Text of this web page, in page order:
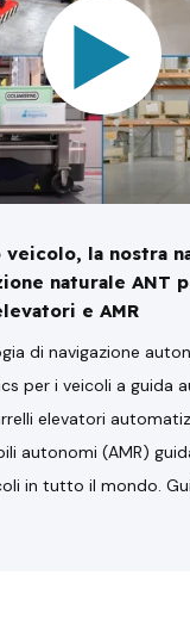
la nostra
naturale ANT
e AMR
di navigazione
per i veicoli a guida
elevatori
autonomi (AMR)
in tutto il mondo.